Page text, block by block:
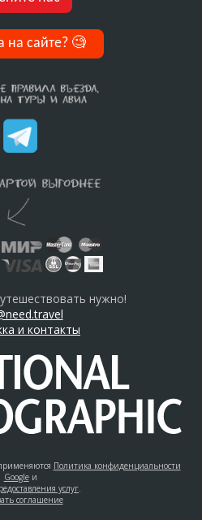
на сайте? 🧐
нужно!
и контакты
Политика конфиденциальности
Googleи
услуг.
соглашение